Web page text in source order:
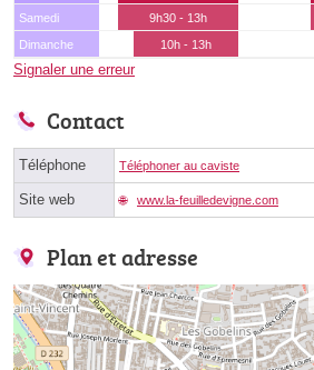
Samedi
9h30 - 13h
Dimanche
10h - 13h
Signaler une erreur
Contact
Téléphone Téléphoner au caviste
Site web www.la-feuilledevigne.com
Plan et adresse